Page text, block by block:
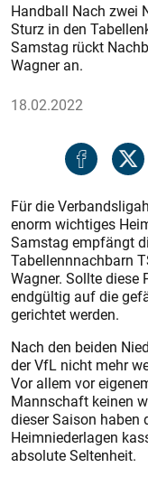
Handball Nach zwei
Sturz in den
Samstag rückt
Wagner an.
18.02.2022
Für die
enorm wichtiges
Samstag empfängt
Tabellennnachbarn
Wagner. Sollte diese
endgültig auf die
gerichtet werden.
Nach den beiden
der VfL nicht mehr
Vor allem vor
Mannschaft keinen
dieser Saison haben
Heimniederlagen
absolute Seltenheit.